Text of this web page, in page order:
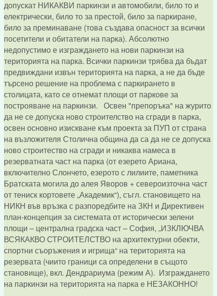
допускат НИКАКВИ паркинзи и автомобили, било то и
електрически, било то за престой, било за паркиране,
било за преминаване (това създава опасност за всички
посетители и обитатели на парка). Абсолютно
недопустимо е изграждането на нови паркинзи на
територията на парка. Всички паркинзи трябва да бъдат
предвиждани извън територията на парка, а не да бъде
търсено решение на проблема с паркирането в
столицата, като се отнемат площи от паркове за
построяване на паркинзи. Освен "препоръка" на журито
да не се допуска ново строителство на сгради в парка,
освен основно изискване към проекта за ПУП от страна
на възложителя Столична община да са да не се допуска
ново строитество на сгради и никаква намеса в
резерватната част на парка (от езерето Ариана,
включително Слончето, езерото с лилиите, паметника
Братската могила до алея Яворов + североизточна част
от тениск кортовете „Академик“), съгл. становището на
НИКН във връзка с разпоредбите на ЗКН и Директивен
план-концепция за системата от исторически зелени
площи – централна градска част – София, „ИЗКЛЮЧВА
ВСЯКАКВО СТРОИТЕЛСТВО на архитектурни обекти,
спортни съоръжения и игрища“ на територията на
резервата (чиито граници са определени в същото
становище), вкл. Дендрариума (режим А). Изграждането
на паркинзи на територията на парка е НЕЗАКОННО!